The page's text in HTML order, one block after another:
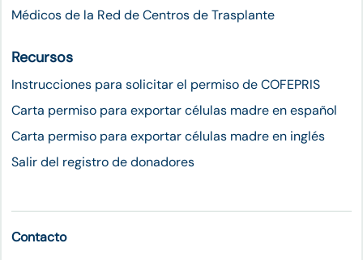
Médicos de la Red de Centros de Trasplante
Recursos
Instrucciones para solicitar el permiso de COFEPRIS
Carta permiso para exportar células madre en español
Carta permiso para exportar células madre en inglés
Salir del registro de donadores
Contacto